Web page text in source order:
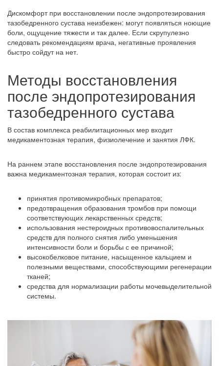
Дискомфорт при восстановлении после эндопротезирования
тазобедренного сустава неизбежен: могут появляться ноющие
боли, ощущение тяжести и так далее. Если скрупулезно
следовать рекомендациям врача, негативные проявления
быстро сойдут на нет.
Методы восстановления
после эндопротезирования
тазобедренного сустава
В состав комплекса реабилитационных мер входит
медикаментозная терапия, физиолечение и занятия ЛФК.
На раннем этапе восстановления после эндопротезирования
важна медикаментозная терапия, которая состоит из:
принятия противомикробных препаратов;
предотвращения образования тромбов при помощи
соответствующих лекарственных средств;
использования нестероидных противовоспалительных
средств для полного снятия либо уменьшения
интенсивности боли и борьбы с ее причиной;
высокобелковое питание, насыщенное кальцием и
полезными веществами, способствующими регенерации
тканей;
средства для нормализации работы мочевыделительной
системы.